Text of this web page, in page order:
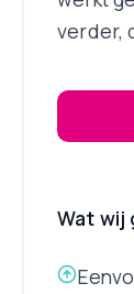
verder,
Wat wij